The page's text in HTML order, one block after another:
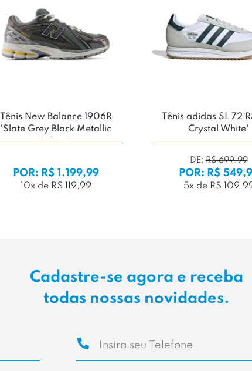
Tênis New Balance 1906R
'Slate Grey Black Metallic
White'
POR: R$ 1.199,99
10x de R$ 119,99
Tênis adidas SL 72
Crystal White'
DE:R$ 699,99
POR: R$
5x de R$
Cadastre-se agora e receba
todas nossas novidades.